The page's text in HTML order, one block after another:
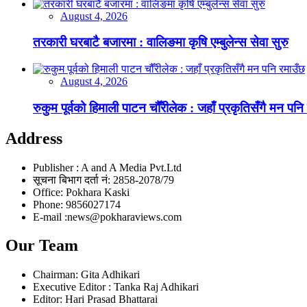
August 4, 2026
तरकारी घरबाटै बजारमा : वालिङमा कृषि एम्बुलेन्स सेवा सुरु
August 4, 2026
रुकुम पूर्वको हिमाली पाटन चौँरीलेक : जहाँ प्रकृतिसँगै मन पनि
Address
Publisher : A and A Media Pvt.Ltd
सूचना बिभाग दर्ता नं: 2858-2078/79
Office: Pokhara Kaski
Phone: 9856027174
E-mail :news@pokharaviews.com
Our Team
Chairman: Gita Adhikari
Executive Editor : Tanka Raj Adhikari
Editor: Hari Prasad Bhattarai